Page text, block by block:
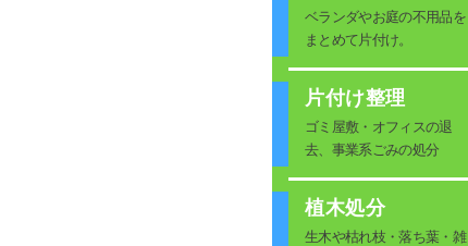
ベランダやお庭の不用品を
まとめて片付け。
片付け整理
ゴミ屋敷・オフィスの退
去、事業系ごみの処分
植木処分
生木や枯れ枝・落ち葉・雑